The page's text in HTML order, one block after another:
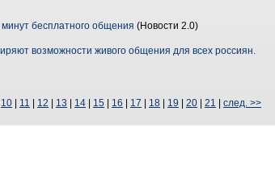
бесплатного общения (Новости 2.0)
возможности живого общения для всех россиян.
10 11 12 13 14 15 16 17 18 19 20 21 след. >>